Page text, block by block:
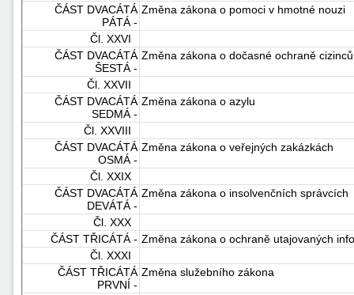
ČÁST DVACÁTÁ
PÁTÁ -
Změna zákona o pomoci v hmotné nouzi
Čl. XXVI
ČÁST DVACÁTÁ
ŠESTÁ -
Změna zákona o dočasné ochraně cizinců
Čl. XXVII
ČÁST DVACÁTÁ
SEDMÁ -
Změna zákona o azylu
Čl. XXVIII
ČÁST DVACÁTÁ
OSMÁ -
Změna zákona o veřejných zakázkách
Čl. XXIX
ČÁST DVACÁTÁ
DEVÁTÁ -
Změna zákona o insolvenčních správcích
Čl. XXX
ČÁST TŘICÁTÁ - Změna zákona o ochraně utajovaných
Čl. XXXI
ČÁST TŘICÁTÁ
PRVNÍ -
Změna služebního zákona